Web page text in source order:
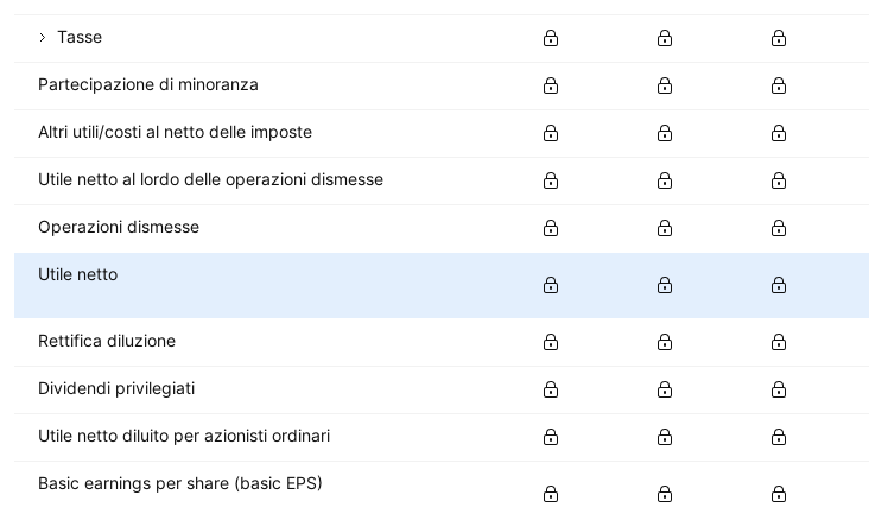
Tasse
Partecipazione di minoranza
Altri utili/costi al netto delle imposte
Utile netto al lordo delle operazioni dismesse
Operazioni dismesse
Utile netto
Rettifica diluzione
Dividendi privilegiati
Utile netto diluito per azionisti ordinari
Basic earnings per share (basic EPS)